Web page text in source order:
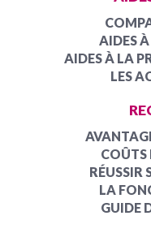
AIDES
AIDES À LA
LES
COÛTS
RÉUSSIR
LA
GUIDE